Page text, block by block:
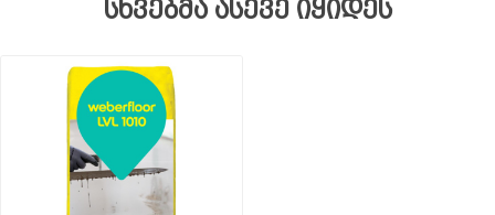
სხვებმა ასევე იყიდეს